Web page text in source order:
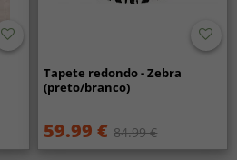
Tapete redondo - Zebra
(preto/branco)
59.99 € 84.99 €